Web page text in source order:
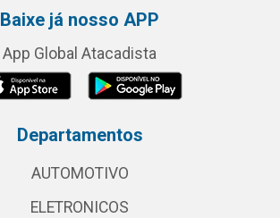
Baixe já nosso APP
App Global Atacadista
Departamentos
AUTOMOTIVO
ELETRONICOS